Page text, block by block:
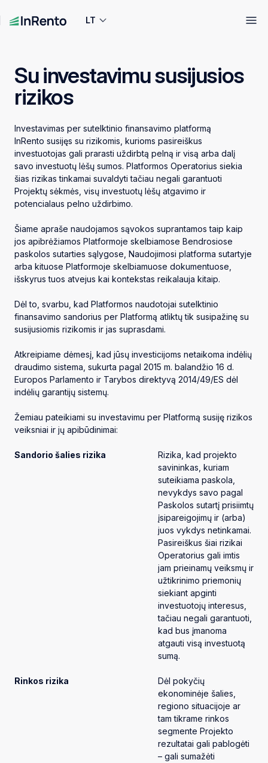
LT
Su investavimu susijusios
rizikos
Investavimas per sutelktinio finansavimo platformą
InRento susijęs su rizikomis, kurioms pasireiškus
investuotojas gali prarasti uždirbtą pelną ir visą arba dalį
savo investuotų lėšų sumos. Platformos Operatorius siekia
šias rizikas tinkamai suvaldyti tačiau negali garantuoti
Projektų sėkmės, visų investuotų lėšų atgavimo ir
potencialaus pelno uždirbimo.
Šiame apraše naudojamos sąvokos suprantamos taip kaip
jos apibrėžiamos Platformoje skelbiamose Bendrosiose
paskolos sutarties sąlygose, Naudojimosi platforma sutartyje
arba kituose Platformoje skelbiamuose dokumentuose,
išskyrus tuos atvejus kai kontekstas reikalauja kitaip.
Dėl to, svarbu, kad Platformos naudotojai sutelktinio
finansavimo sandorius per Platformą atliktų tik susipažinę su
susijusiomis rizikomis ir jas suprasdami.
Atkreipiame dėmesį, kad jūsų investicijoms netaikoma indėlių
draudimo sistema, sukurta pagal 2015 m. balandžio 16 d.
Europos Parlamento ir Tarybos direktyvą 2014/49/ES dėl
indėlių garantijų sistemų.
Žemiau pateikiami su investavimu per Platformą susiję rizikos
veiksniai ir jų apibūdinimai:
Sandorio šalies rizika
Rizika, kad projekto
savininkas, kuriam
suteikiama paskola,
nevykdys savo pagal
Paskolos sutartį prisiimtų
įsipareigojimų ir (arba)
juos vykdys netinkamai.
Pasireiškus šiai rizikai
Operatorius gali imtis
jam prieinamų veiksmų ir
užtikrinimo priemonių
siekiant apginti
investuotojų interesus,
tačiau negali garantuoti,
kad bus įmanoma
atgauti visą investuotą
sumą.
Rinkos rizika
Dėl pokyčių
ekonominėje šalies,
regiono situacijoje ar
tam tikrame rinkos
segmente Projekto
rezultatai gali pablogėti
– gali sumažėti